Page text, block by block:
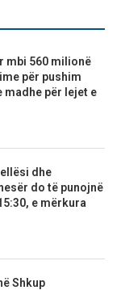
mbi 560 milionë
për pushim
madhe për lejet e
dhe
do të punojnë
e mërkura
Shkup